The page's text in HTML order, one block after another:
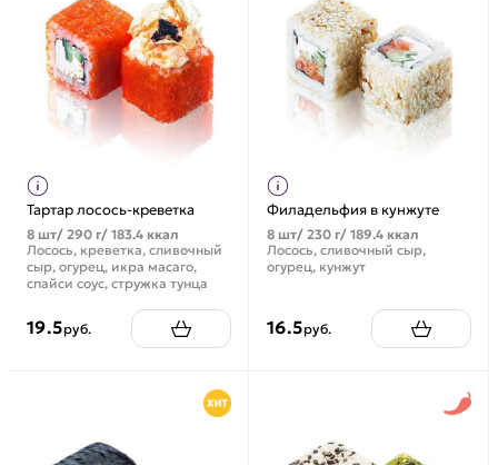
Тартар лосось-креветка
8 шт/ 290 г/ 183.4 ккал
Лосось, креветка, сливочный
сыр, огурец, икра масаго,
спайси соус, стружка тунца
19.5руб.
Филадельфия в кунжуте
8 шт/ 230 г/ 189.4 ккал
Лосось, сливочный сыр,
огурец, кунжут
16.5руб.